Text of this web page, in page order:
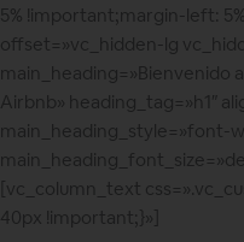
5% !important;margin-left:
offset=»vc_hidden-lg
main_heading=»Bienvenido
Airbnb» heading_tag=»h1″
main_heading_style=»font-
[vc_column_text
40px !important;}»]